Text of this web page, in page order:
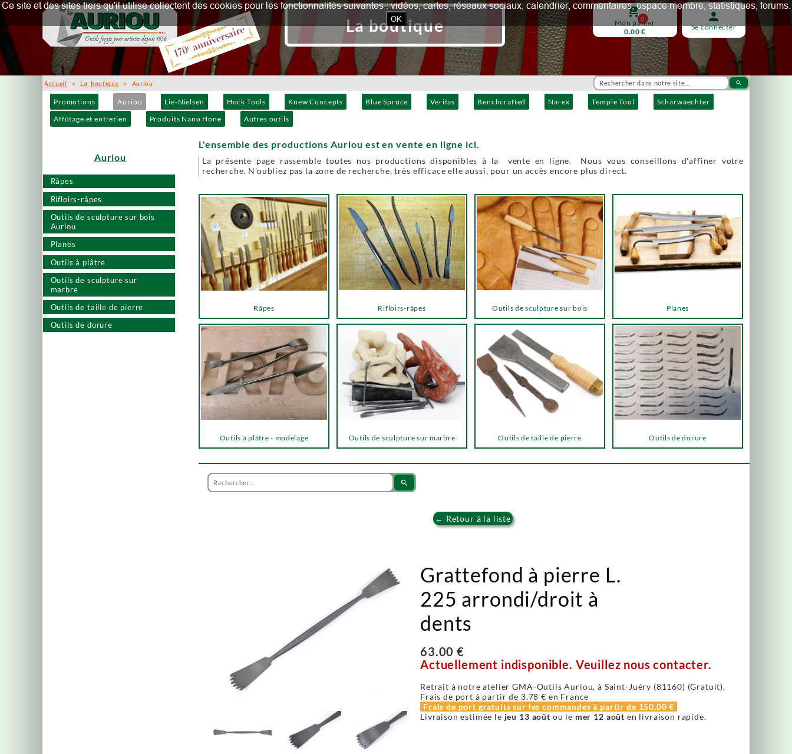
search
Promotions Auriou Lie-Nielsen Hock Tools Knew Concepts Blue Spruce Veritas Benchcrafted Narex Temple Tool
Scharwaechter
Affûtage et entretien
Produits Nano Hone Autres outils
person
Se connecter
shopping_cart
0
Mon panier
0.00 €
Râpes
Rifloirs-râpes
Outils de sculpture sur bois
Auriou
Planes
Outils à plâtre
Outils de sculpture sur
marbre
Outils de taille de pierre
Outils de dorure
La boutique
Accueil >La boutique > Auriou
L'ensemble des productions Auriou est en vente en ligne ici.
La présente page rassemble toutes nos productions disponibles à la vente en ligne. Nous vous conseillons d'affiner votre
recherche. N'oubliez pas la zone de recherche, très efficace elle aussi, pour un accès encore plus direct.
Auriou
Râpes Rifloirs-râpes Outils de sculpture sur bois Planes
Outils à plâtre - modelage Outils de sculpture sur marbre Outils de taille de pierre Outils de dorure
search
← Retour à la liste
Grattefond à pierre L.
225 arrondi/droit à
dents
63.00 €
Actuellement indisponible. Veuillez nous contacter.
Retrait à notre atelier GMA-Outils Auriou, à Saint-Juéry (81160) (Gratuit),
Frais de port à partir de 3.78 € en France
Frais de port gratuits sur les commandes à partir de 150.00 €
Livraison estimée le jeu 13 août ou le mer 12 août en livraison rapide.
Ce site et des sites tiers qu'il utilise collectent des cookies pour les fonctionnalités suivantes : vidéos, cartes, réseaux sociaux, calendrier, commentaires, espace membre, statistiques, forums.
OK